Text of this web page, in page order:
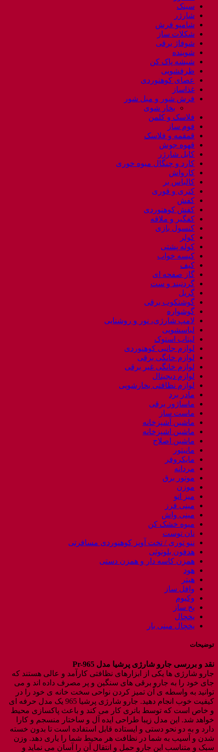
سینک
شارژر
شامپو فرش
شکلات ساز
شوفاژ برقی
شوینده
شیشه پاک کن
ظرفشویی
عصای کوهنوردی
غذاساز
فرش شور و مبل شور
بخار شوی
فلاسک و کلمن
فوم ساز
قمقمه و فلاسک
قهوه جوش
کابل شارژر
کارد و چنگال میوه خوری
کارواش
کالباس بر
کتری و قوری
کفش
کفش کوهنوردی
کفگیر و ملاقه
کنسول بازی
کولر
کوله پشتی
کیسه خواب
کیف
گاز صفحه ای
گردنبند و ست
گریل
گوشتکوب برقی
گوشواره
لامپ شارژی، نور و روشنایی
لباسشویی
لپتاب استوک
لوازم جانبی کوهنوردی
لوازم خانگی برقی
لوازم خانگی غیر برقی
لوازم دیجیتال
لوازم نظافتی بخارشویی
مادر برد
ماساژور برقی
ماست ساز
ماشین آشپزخانه
ماشین اشپزخانه
ماشین اصلاح
مانیتور
مایکروفر
مردانه
موتور برق
موزن
میز اتو
مینی فرز
مینی واش
میوه خشک کن
نان توست
ننو توری / تخت آویز کوهنوردی مسافرتی
هدفون بلوتوثی
همزن کاسه دار و همزن دستی
هود
هیتر
وافل ساز
وکیوم
یخ ساز
یخچال
یخچال مینی بار
توضیحات
نقد و بررسی جارو شارژی پرشیا مدل Pr-965
جارو شارژی ها یکی از ابزارهای نظافتی کارآمد و عالی هستند که
جای خود را به جارو برقی های سنگین و پر مصرف داده اند و می
توانید به واسطه ی آن تمیز کردن نواحی سخت خانه ی خود را در
کیفیت خوب انجام دهید. جارو شارژی پرشیا 965 یک مدل حرفه ای
و خاص است که توسط باتری کار می کند و باعث پاکسازی محیط
خواهد شد. این مدل زیبا طراحی ایده آل و ساختار منسجم و کارا
دارد و به دو نحو دستی و ایستاده قابل استفاده است تا بدون خسته
شدن و آسیب به شما در نظافت هر محیط شما را یاری دهد. وزن
سبک و متناسب این جارو حمل و انتقال آن را آسان می نماید و